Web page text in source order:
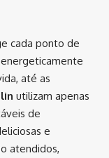
cada ponto de
até as
utilizam apenas
de
e
atendidos,